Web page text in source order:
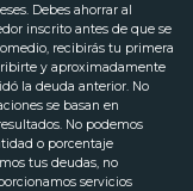
Debes ahorrar al
inscrito antes de que se
recibirás tu primera
y aproximadamente
la deuda anterior. No
se basan en
No podemos
o porcentaje
tus deudas, no
servicios